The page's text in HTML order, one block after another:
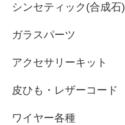
シンセティック(合成石)
ガラスパーツ
アクセサリーキット
皮ひも・レザーコード
ワイヤー各種